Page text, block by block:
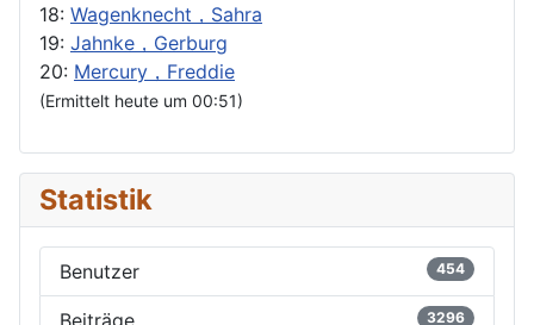
18: Wagenknecht，Sahra
19: Jahnke，Gerburg
20: Mercury，Freddie
(Ermittelt heute um 00:51)
Statistik
Benutzer 454
Beiträge 3296